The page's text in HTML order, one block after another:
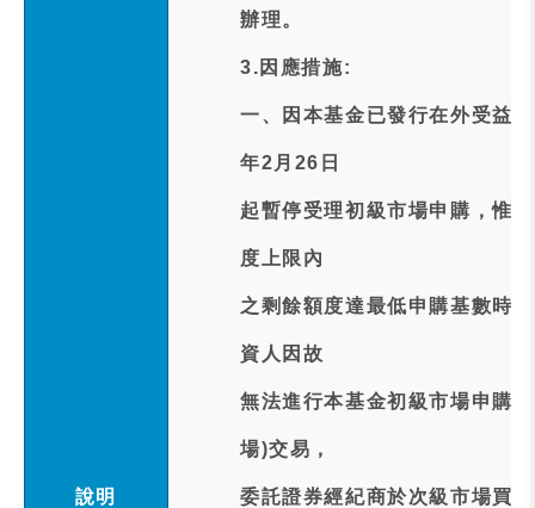
說明
辦理。
3.因應措施:
一、因本基金已發行在外受益
年2月26日
起暫停受理初級市場申購，惟
度上限內
之剩餘額度達最低申購基數時
資人因故
無法進行本基金初級市場申購
場)交易，
委託證券經紀商於次級市場買